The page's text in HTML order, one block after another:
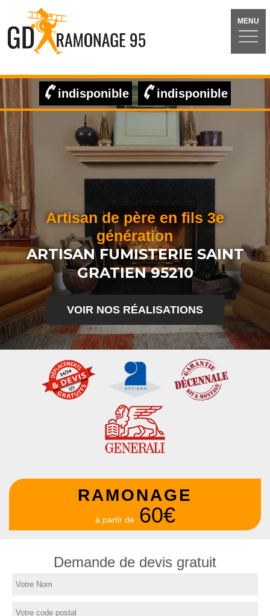
MENU
indisponible indisponible
Artisan de père en fils 3e
génération
ARTISAN FUMISTERIE SAINT
GRATIEN 95210
VOIR NOS RÉALISATIONS
RAMONAGE
à partir de 60€
Demande de devis gratuit